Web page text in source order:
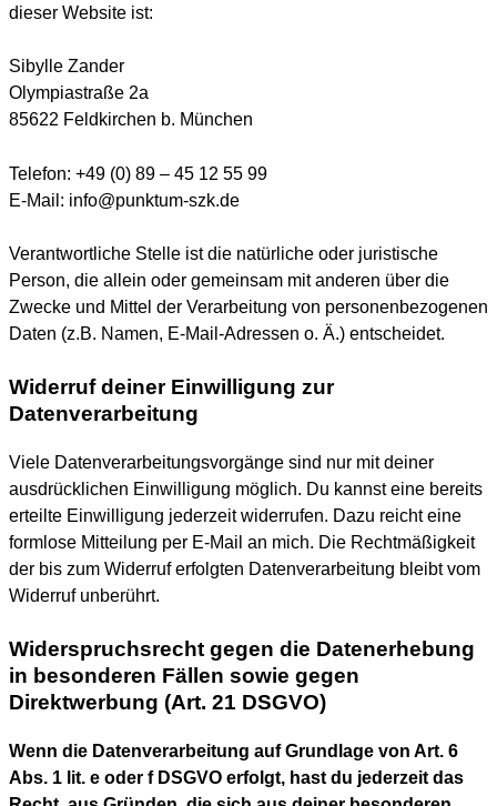
dieser Website ist:
Sibylle Zander
Olympiastraße 2a
85622 Feldkirchen b. München
Telefon: +49 (0) 89 – 45 12 55 99
E-Mail: info@punktum-szk.de
Verantwortliche Stelle ist die natürliche oder juristische
Person, die allein oder gemeinsam mit anderen über die
Zwecke und Mittel der Verarbeitung von personenbezogenen
Daten (z.B. Namen, E-Mail-Adressen o. Ä.) entscheidet.
Widerruf deiner Einwilligung zur
Datenverarbeitung
Viele Datenverarbeitungsvorgänge sind nur mit deiner
ausdrücklichen Einwilligung möglich. Du kannst eine bereits
erteilte Einwilligung jederzeit widerrufen. Dazu reicht eine
formlose Mitteilung per E-Mail an mich. Die Rechtmäßigkeit
der bis zum Widerruf erfolgten Datenverarbeitung bleibt vom
Widerruf unberührt.
Widerspruchsrecht gegen die Datenerhebung
in besonderen Fällen sowie gegen
Direktwerbung (Art. 21 DSGVO)
Wenn die Datenverarbeitung auf Grundlage von Art. 6
Abs. 1 lit. e oder f DSGVO erfolgt, hast du jederzeit das